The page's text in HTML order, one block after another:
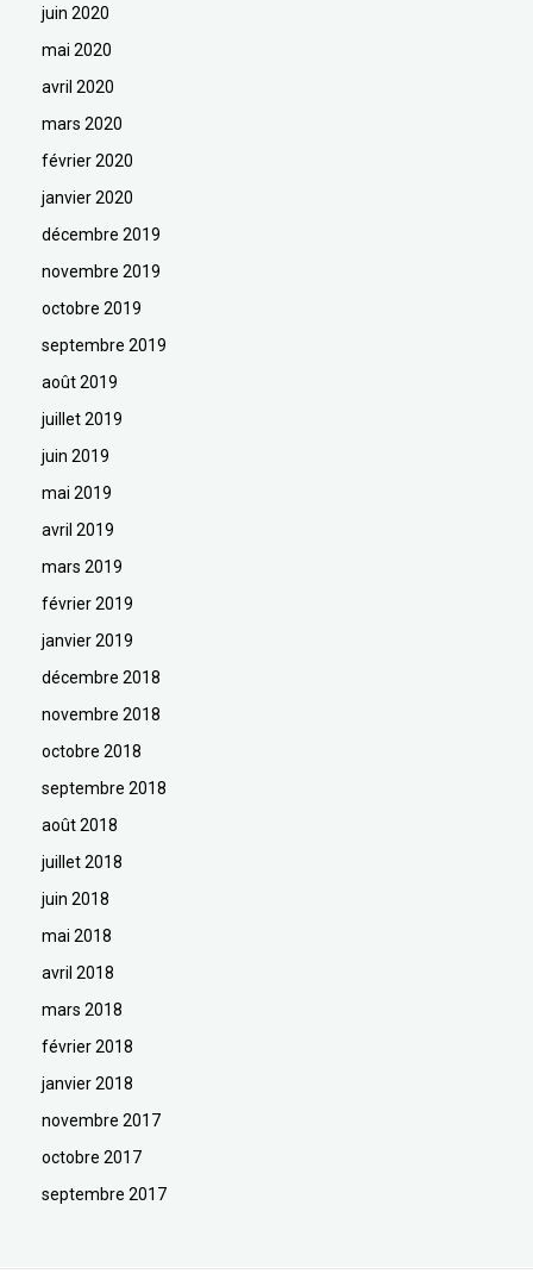
juin 2020
mai 2020
avril 2020
mars 2020
février 2020
janvier 2020
décembre 2019
novembre 2019
octobre 2019
septembre 2019
août 2019
juillet 2019
juin 2019
mai 2019
avril 2019
mars 2019
février 2019
janvier 2019
décembre 2018
novembre 2018
octobre 2018
septembre 2018
août 2018
juillet 2018
juin 2018
mai 2018
avril 2018
mars 2018
février 2018
janvier 2018
novembre 2017
octobre 2017
septembre 2017